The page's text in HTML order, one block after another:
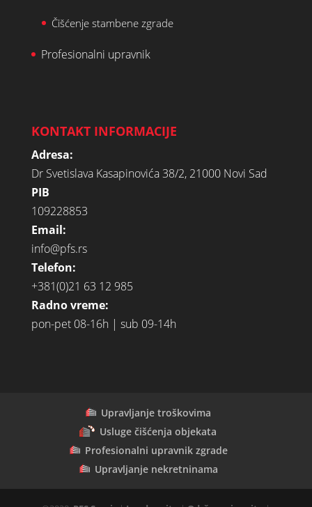
Čišćenje stambene zgrade
Profesionalni upravnik
KONTAKT INFORMACIJE
Adresa:
Dr Svetislava Kasapinovića 38/2, 21000 Novi Sad
PIB
109228853
Email:
info@pfs.rs
Telefon:
+381(0)21 63 12 985
Radno vreme:
pon-pet 08-16h | sub 09-14h
Upravljanje troškovima
Usluge čišćenja objekata
Profesionalni upravnik zgrade
Upravljanje nekretninama